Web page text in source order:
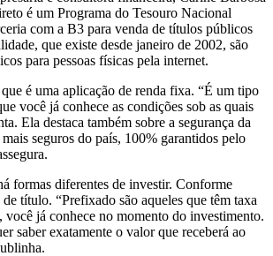
é um Programa do Tesouro Nacional
com a B3 para venda de títulos públicos
que existe desde janeiro de 2002, são
para pessoas físicas pela internet.
é uma aplicação de renda fixa. “É um tipo
você já conhece as condições sob as quais
Ela destaca também sobre a segurança da
seguros do país, 100% garantidos pelo
formas diferentes de investir. Conforme
título. “Prefixado são aqueles que têm taxa
você já conhece no momento do investimento.
saber exatamente o valor que receberá ao